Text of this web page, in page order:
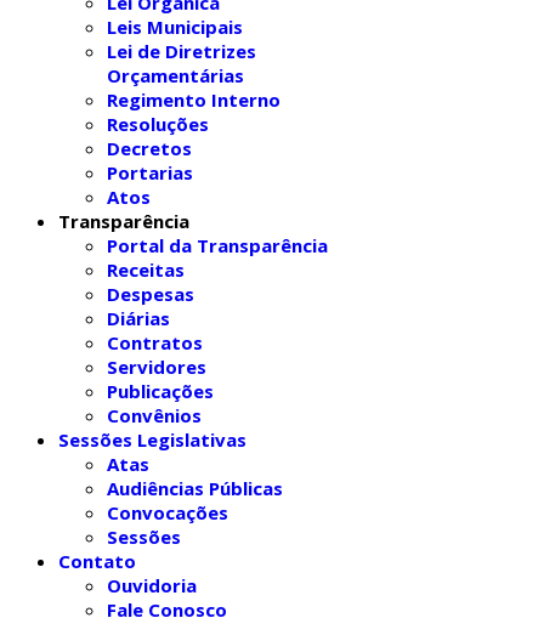
Leis Municipais
Lei de Diretrizes
Orçamentárias
Regimento Interno
Resoluções
Decretos
Portarias
Atos
Transparência
Portal da Transparência
Receitas
Despesas
Diárias
Contratos
Servidores
Publicações
Convênios
Sessões Legislativas
Atas
Audiências Públicas
Convocações
Sessões
Contato
Ouvidoria
Fale Conosco